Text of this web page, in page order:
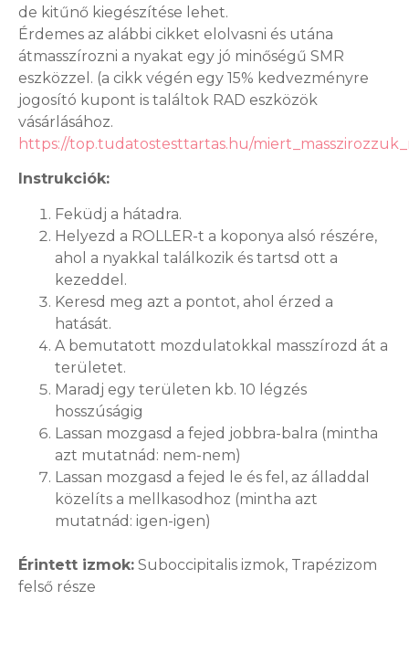
de kitűnő kiegészítése lehet.
Érdemes az alábbi cikket elolvasni és utána
átmasszírozni a nyakat egy jó minőségű SMR
eszközzel. (a cikk végén egy 15% kedvezményre
jogosító kupont is találtok RAD eszközök
vásárlásához.
https://top.tudatostesttartas.hu/
Instrukciók:
Feküdj a hátadra.
Helyezd a ROLLER-t a koponya alsó részére,
ahol a nyakkal találkozik és tartsd ott a
kezeddel.
Keresd meg azt a pontot, ahol érzed a
hatását.
A bemutatott mozdulatokkal masszírozd át a
területet.
Maradj egy területen kb. 10 légzés
hosszúságig
Lassan mozgasd a fejed jobbra-balra (mintha
azt mutatnád: nem-nem)
Lassan mozgasd a fejed le és fel, az álladdal
közelíts a mellkasodhoz (mintha azt
mutatnád: igen-igen)
Érintett izmok: Suboccipitalis izmok, Trapézizom
felső része